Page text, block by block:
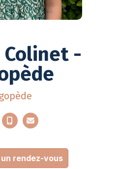
Colinet -
rendez-vous